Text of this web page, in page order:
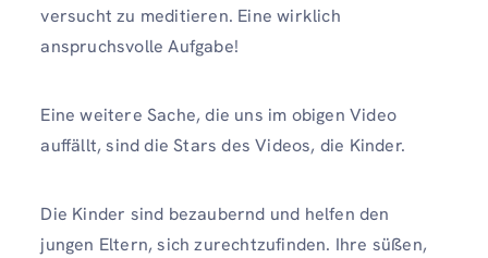
versucht zu meditieren. Eine wirklich
anspruchsvolle Aufgabe!
Eine weitere Sache, die uns im obigen Video
auffällt, sind die Stars des Videos, die Kinder.
Die Kinder sind bezaubernd und helfen den
jungen Eltern, sich zurechtzufinden. Ihre süßen,